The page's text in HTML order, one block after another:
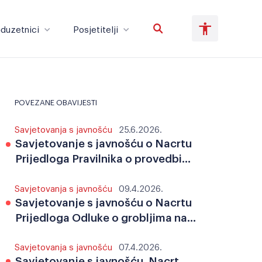
Posjetitelji
Veliki tekst Invertiraj boju
Crno-bijelo Razmak slova
POVEZANE OBAVIJESTI
Savjetovanja s javnošću 25.6.2026.
Savjetovanje s javnošću o Nacrtu
Prijedloga Pravilnika o provedbi
Savjetovanja s javnošću 09.4.2026.
Savjetovanje s javnošću o Nacrtu
Prijedloga Odluke o grobljima na
Savjetovanja s javnošću 07.4.2026.